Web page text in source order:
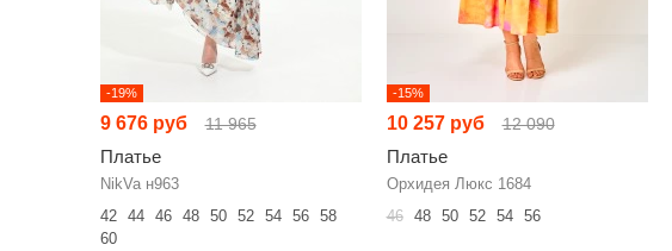
-19%
9 676 руб 11 965
Платье
NikVa н963
42
44 46 48 50 52 54 56
58
60
-15%
10 257 руб 12 090
Платье
Орхидея Люкс 1684
46
48 50 52 54 56